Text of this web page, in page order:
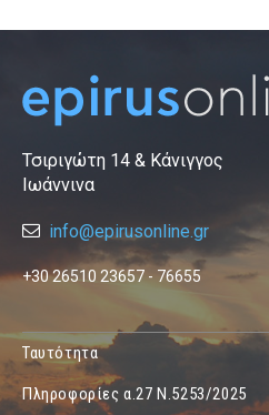
Τσιριγώτη 14 & Κάνιγγος
Ιωάννινα
info@epirusonline.gr
+30 26510 23657 - 76655
Ταυτότητα
Πληροφορίες α.27 Ν.5253/2025